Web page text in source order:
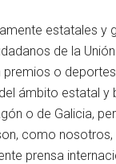
estatales y
de la
o
ámbito estatal y
o de Galicia,
como
prensa